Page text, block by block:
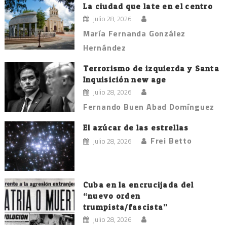
entradas
La ciudad que late en el centro
julio 28, 2026
María Fernanda González
Hernández
Terrorismo de izquierda y Santa
Inquisición new age
julio 28, 2026
Fernando Buen Abad Domínguez
El azúcar de las estrellas
julio 28, 2026 Frei Betto
Cuba en la encrucijada del
“nuevo orden
trumpista/fascista”
julio 28, 2026